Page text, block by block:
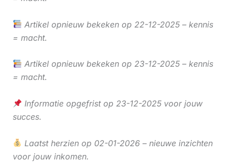
Artikel opnieuw bekeken op 22-12-2025 – kennis
= macht.
Artikel opnieuw bekeken op 23-12-2025 – kennis
= macht.
Informatie opgefrist op 23-12-2025 voor jouw
succes.
Laatst herzien op 02-01-2026 – nieuwe inzichten
voor jouw inkomen.